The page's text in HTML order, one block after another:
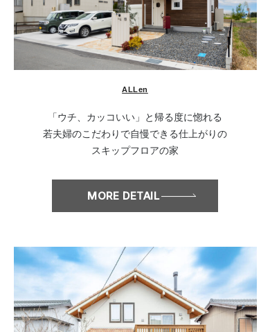
ALLen
「ウチ、カッコいい」と帰る度に惚れる
若夫婦のこだわりで自慢できる仕上がりの
スキップフロアの家
MORE DETAIL